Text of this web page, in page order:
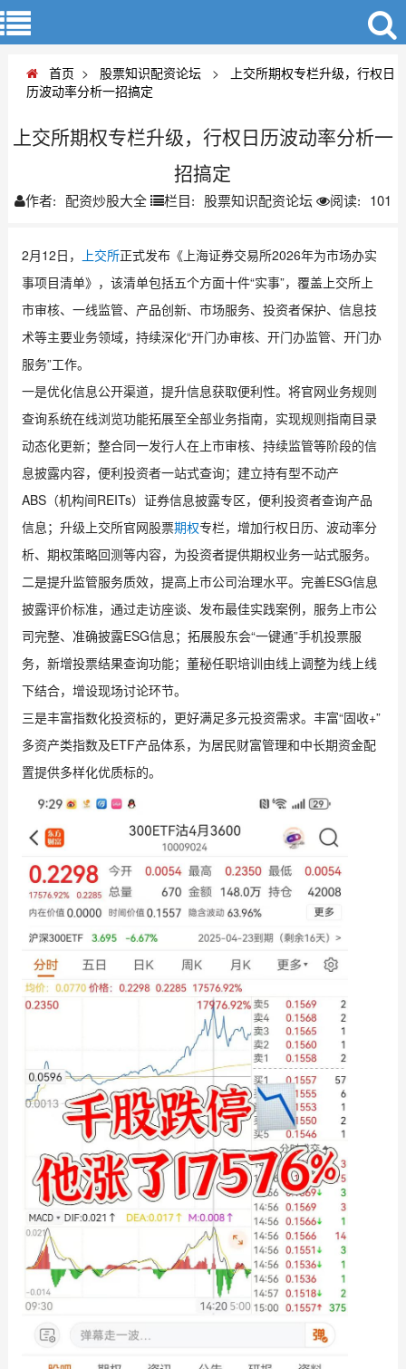
首页 > 股票知识配资论坛 >
上交所期权专栏升级，行权日
历波动率分析一招搞定
上交所期权专栏升级，行权日历波动率分析一
招搞定
作者: 配资炒股大全 栏目: 股票知识配资论坛 阅读: 101
2月12日， 上交所正式发布《上海证券交易所2026年为市场办实
事项目清单》，该清单包括五个方面十件“实事”，覆盖上交所上
市审核、一线监管、产品创新、市场服务、投资者保护、信息技
术等主要业务领域，持续深化“开门办审核、开门办监管、开门办
服务”工作。
一是优化信息公开渠道，提升信息获取便利性。将官网业务规则
查询系统在线浏览功能拓展至全部业务指南，实现规则指南目录
动态化更新；整合同一发行人在上市审核、持续监管等阶段的信
息披露内容，便利投资者一站式查询；建立持有型不动产
ABS（机构间REITs）证券信息披露专区，便利投资者查询产品
信息；升级上交所官网股票期权专栏，增加行权日历、波动率分
析、期权策略回测等内容，为投资者提供期权业务一站式服务。
二是提升监管服务质效，提高上市公司治理水平。完善ESG信息
披露评价标准，通过走访座谈、发布最佳实践案例，服务上市公
司完整、准确披露ESG信息；拓展股东会“一键通”手机投票服
务，新增投票结果查询功能；董秘任职培训由线上调整为线上线
下结合，增设现场讨论环节。
三是丰富指数化投资标的，更好满足多元投资需求。丰富“固收+”
多资产类指数及ETF产品体系，为居民财富管理和中长期资金配
置提供多样化优质标的。